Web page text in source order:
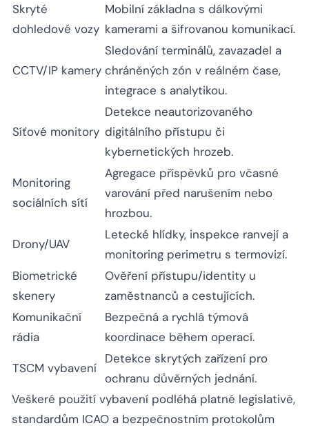
Skryté
dohledové vozy
Mobilní základna s dálkovými
kamerami a šifrovanou komunikací.
CCTV/IP kamery
Sledování terminálů, zavazadel a
chráněných zón v reálném čase,
integrace s analytikou.
Síťové monitory
Detekce neautorizovaného
digitálního přístupu či
kybernetických hrozeb.
Monitoring
sociálních sítí
Agregace příspěvků pro včasné
varování před narušením nebo
hrozbou.
Drony/UAV
Letecké hlídky, inspekce ranvejí a
monitoring perimetru s termovizí.
Biometrické
skenery
Ověření přístupu/identity u
zaměstnanců a cestujících.
Komunikační
rádia
Bezpečná a rychlá týmová
koordinace během operací.
TSCM vybavení
Detekce skrytých zařízení pro
ochranu důvěrných jednání.
Veškeré použití vybavení podléhá platné legislativě,
standardům ICAO a bezpečnostním protokolům